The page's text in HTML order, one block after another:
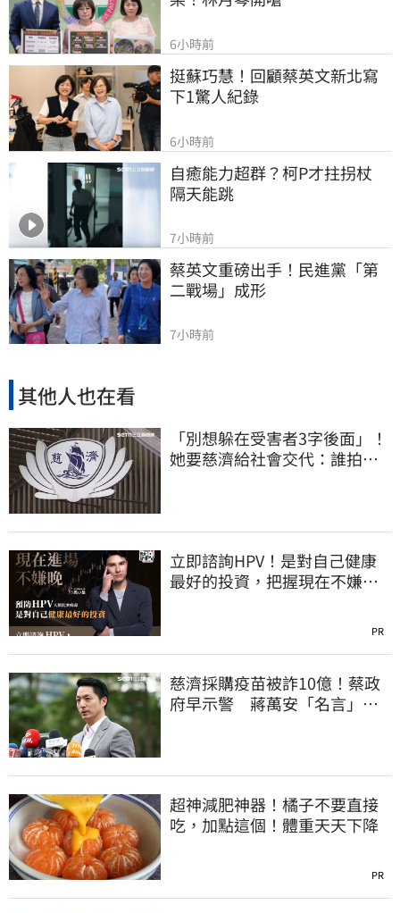
6小時前
挺蘇巧慧！回顧蔡英文新北寫
下1驚人紀錄
6小時前
自癒能力超群？柯P才拄拐杖
隔天能跳
7小時前
蔡英文重磅出手！民進黨「第
二戰場」成形
7小時前
其他人也在看
「別想躲在受害者3字後面」！
她要慈濟給社會交代：誰拍板
立即諮詢HPV！是對自己健康
最好的投資，把握現在不嫌
PR
慈濟採購疫苗被詐10億！蔡政
府早示警 蔣萬安「名言」翻
超神減肥神器！橘子不要直接
吃，加點這個！體重天天下降
PR